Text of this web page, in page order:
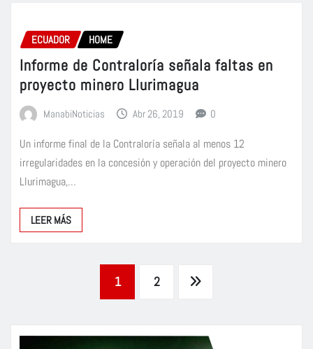
ECUADOR HOME
Informe de Contraloría señala faltas en
proyecto minero Llurimagua
ManabiNoticias Abr 26, 2019 0
Un informe final de la Contraloría señala al menos 12
irregularidades en la concesión y operación del proyecto minero
Llurimagua,…
LEER MÁS
Paginación
de
1 2